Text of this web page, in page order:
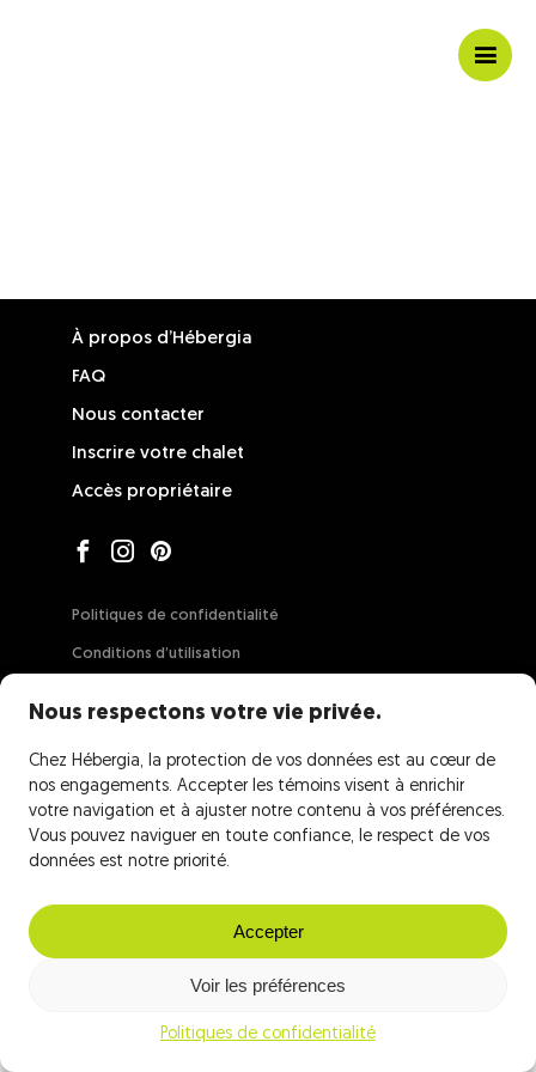
Nous respectons votre vie privée.
Chez Hébergia, la protection de vos données est au cœur de
nos engagements. Accepter les témoins visent à enrichir
votre navigation et à ajuster notre contenu à vos préférences.
Vous pouvez naviguer en toute confiance, le respect de vos
données est notre priorité.
Accepter
Voir les préférences
Politiques de confidentialité
Ouvrir
/
À propos d’Hébergia
FAQ
Nous contacter
Inscrire votre chalet
Accès propriétaire
Politiques de confidentialité
Conditions d’utilisation
Force majeure